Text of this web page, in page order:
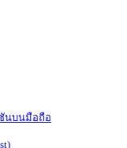
นบนมือถือ